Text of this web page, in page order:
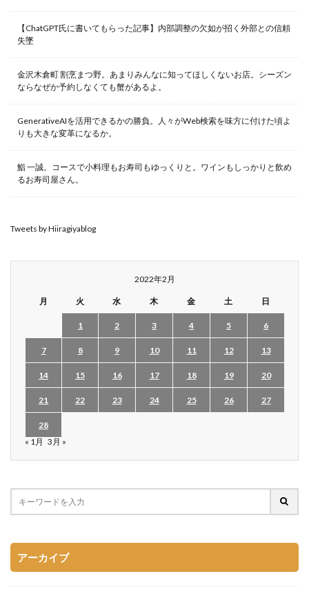
【ChatGPT氏に書いてもらった記事】内部調整の欠如が招く外部との信頼
失墜
金沢木倉町 割烹まつ野。あまりみんなに知ってほしくないお店。シーズン
ならなぜか予約しなくても蟹があるよ。
GenerativeAIを活用できるかの勝負。人々がWeb検索を味方に付けた頃よ
りも大きな変革になるか。
鮨 一誠。コースで小料理もお寿司もゆっくりと。ワインもしっかりと飲め
るお寿司屋さん。
Tweets by Hiiragiyablog
2022年2月
月 火 水 木 金 土 日
1 2 3 4 5 6
7 8 9 10 11 12 13
14 15 16 17 18 19 20
21 22 23 24 25 26 27
28
« 1月 3月 »
アーカイブ